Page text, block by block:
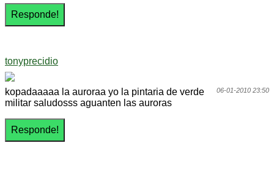
tonyprecidio
06-01-2010 23:50
kopadaaaaa la auroraa yo la pintaria de verde
militar saludosss aguanten las auroras